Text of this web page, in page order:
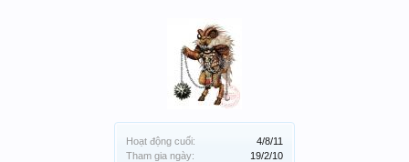
Hoạt động cuối:
4/8/11
Tham gia ngày:
19/2/10